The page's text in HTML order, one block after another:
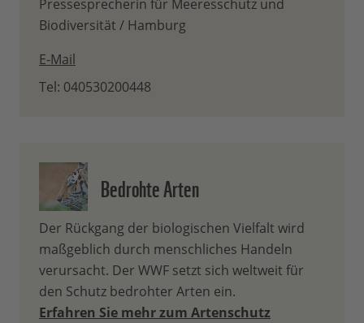
Pressesprecherin für Meeresschutz und
Biodiversität / Hamburg
E-Mail
Tel: 040530200448
Bedrohte Arten
Der Rückgang der biologischen Vielfalt wird
maßgeblich durch menschliches Handeln
verursacht. Der WWF setzt sich weltweit für
den Schutz bedrohter Arten ein.
Erfahren Sie mehr zum Artenschutz